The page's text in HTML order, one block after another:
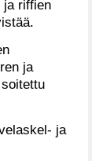
ja riffien
ja
ja